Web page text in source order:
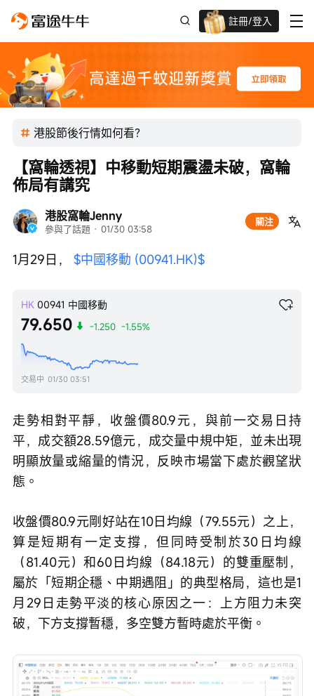
註冊/登入
高達過千蚊獎賞
港股節後行情如何看？
港股窩輪Jenny
參與了話題 · 01/30 03:58
關注
【窩輪透視】中移動短期震盪未破，窩輪
佈局有講究
1月29日， $中國移動 (00941.HK)$
HK 00941 中國移動
79.650 -1.250 -1.55%
交易中 01/30 03:51
走勢相對平靜，收盤價80.9元，與前一交易日持
平，成交額28.59億元，成交量中規中矩，並未出現
明顯放量或縮量的情況，反映市場當下處於觀望狀
態。
收盤價80.9元剛好站在10日均線（79.55元）之上，
算是短期有一定支撐，但同時受制於30日均線
（81.40元）和60日均線（84.18元）的雙重壓制，
屬於「短期企穩、中期遇阻」的典型格局，這也是1
月29日走勢平淡的核心原因之一：上方阻力未突
破，下方支撐暫穩，多空雙方暫時處於平衡。